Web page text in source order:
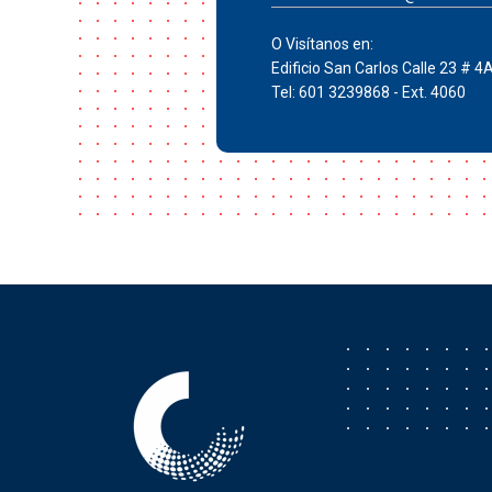
O Visítanos en:
Edificio San Carlos Calle 23 #
Tel: 601 3239868 - Ext. 4060